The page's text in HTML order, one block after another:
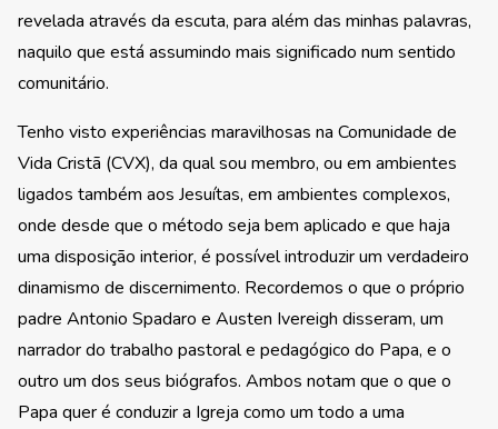
revelada através da escuta, para além das minhas palavras,
naquilo que está assumindo mais significado num sentido
comunitário.
Tenho visto experiências maravilhosas na Comunidade de
Vida Cristã (CVX), da qual sou membro, ou em ambientes
ligados também aos Jesuítas, em ambientes complexos,
onde desde que o método seja bem aplicado e que haja
uma disposição interior, é possível introduzir um verdadeiro
dinamismo de discernimento. Recordemos o que o próprio
padre Antonio Spadaro e Austen Ivereigh disseram, um
narrador do trabalho pastoral e pedagógico do Papa, e o
outro um dos seus biógrafos. Ambos notam que o que o
Papa quer é conduzir a Igreja como um todo a uma